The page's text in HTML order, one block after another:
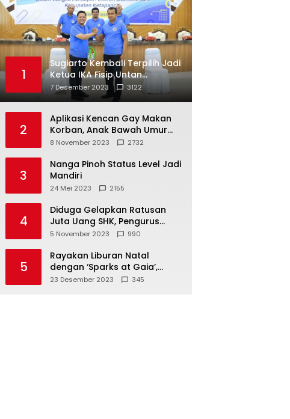
1
Sugiarto Kembali Terpilih Jadi
Ketua IKA Fisip Untan
Ketapang
7 Desember 2023 3122
2
Aplikasi Kencan Gay Makan
Korban, Anak Bawah Umur
Jadi Korban Persetubuhan
8 November 2023 2732
3
Nanga Pinoh Status Level Jadi
Mandiri
24 Mei 2023 2155
4
Diduga Gelapkan Ratusan
Juta Uang SHK, Pengurus
Koperasi SUB Dilaporkan ke
5 November 2023 990
5
Rayakan Liburan Natal
dengan ‘Sparks at Gaia’,
Sajikan Tempat Foto Estetik
23 Desember 2023 345